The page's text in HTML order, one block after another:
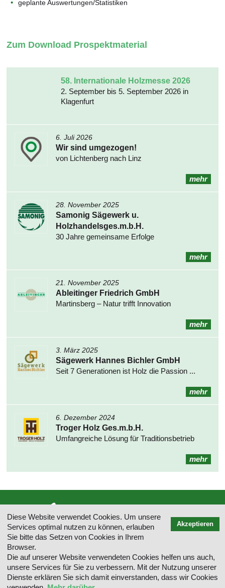
geplante Auswertungen/Statistiken
Zum Download Prospektmaterial
58. Internationale Holzmesse 2026
2. September bis 5. September 2026 in
Klagenfurt
6. Juli 2026
Wir sind umgezogen!
von Lichtenberg nach Linz
mehr
28. November 2025
Samonig Sägewerk u.
Holzhandelsges.m.b.H.
30 Jahre gemeinsame Erfolge
mehr
21. November 2025
Ableitinger Friedrich GmbH
Martinsberg – Natur trifft Innovation
mehr
3. März 2025
Sägewerk Hannes Bichler GmbH
Seit 7 Generationen ist Holz die Passion ...
mehr
6. Dezember 2024
Troger Holz Ges.m.b.H.
Umfangreiche Lösung für Traditionsbetrieb
mehr
INFO-DATA GmbH, Weigunystraße 2/13, A-4040 Linz, Österreich, T: +43 5
05944, E-Mail: office(@)infodata.at
Kontakt Impressum Inhaltsverzeichnis Datenschutz AGB
Akzeptieren
Diese Website verwendet Cookies. Um unsere
Services optimal nutzen zu können, erlauben
Sie bitte das Setzen von Cookies in Ihrem
Browser.
Die auf unserer Website verwendeten Cookies helfen uns auch,
unsere Services für Sie zu verbessern. Mit der Nutzung unserer
Dienste erklären Sie sich damit einverstanden, dass wir Cookies